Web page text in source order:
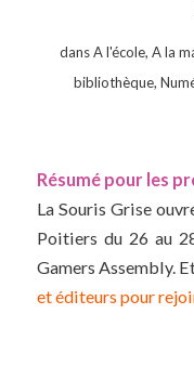
dansA l'école,A la
bibliothèque,
Résumé pour les
La Souris Grise
Poitiers du 26 au
Gamers Assembly.
et éditeurs pour